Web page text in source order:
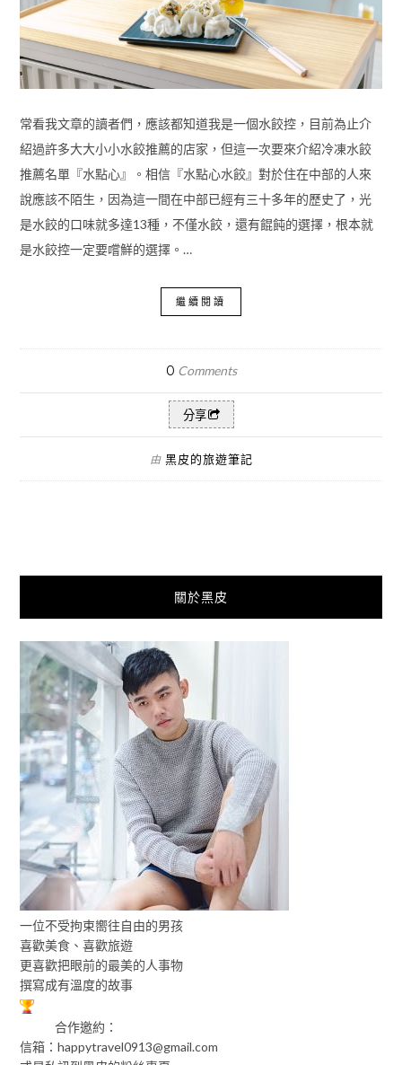
常看我文章的讀者們，應該都知道我是一個水餃控，目前為止介
紹過許多大大小小水餃推薦的店家，但這一次要來介紹冷凍水餃
推薦名單『水點心』。相信『水點心水餃』對於住在中部的人來
說應該不陌生，因為這一間在中部已經有三十多年的歷史了，光
是水餃的口味就多達13種，不僅水餃，還有餛飩的選擇，根本就
是水餃控一定要嚐鮮的選擇。…
繼續閱讀
0 Comments
分享
由 黑皮的旅遊筆記
關於黑皮
一位不受拘束嚮往自由的男孩
喜歡美食、喜歡旅遊
更喜歡把眼前的最美的人事物
撰寫成有溫度的故事
合作邀約：
信箱：happytravel0913@gmail.com